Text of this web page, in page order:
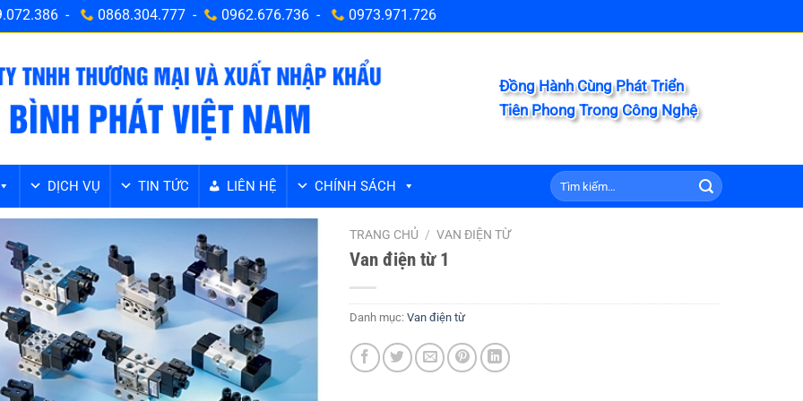
- 0868.304.777 - 0962.676.736 - 0973.971.726
Đồng Hành Cùng Phát Triển
Tiên Phong Trong Công Nghệ
DỊCH VỤ TIN TỨC LIÊN HỆ CHÍNH SÁCH
Tìm
kiếm:
TRANG CHỦ / VAN ĐIỆN TỪ
Van điện từ 1
Danh mục: Van điện từ